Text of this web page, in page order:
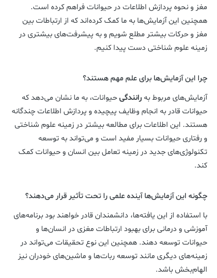
مغز و نحوه پردازش اطلاعات در حیوانات فراهم کرده است.
همچنین این آزمایش‌ها به ما کمک کرده‌اند که از ارتباطات بین
مغز و حرکات بیشتر مطلع شویم و به پیشرفت‌های بیشتری در
زمینه علوم شناختی دست پیدا کنیم.
چرا این آزمایش‌ها برای علم مهم هستند؟
آزمایش‌های مربوط بهرانندگیحیوانات، به ما نشان می‌دهد که
حیوانات قادر به انجام وظایف پیچیده و پردازش اطلاعات چندگانه
هستند. این اطلاعات برای مطالعه بیشتر در زمینه علوم شناختی
و رفتاری حیوانات بسیار مفید است و می‌تواند به توسعه
تکنولوژی‌های جدید در زمینه تعامل بین انسان و حیوانات کمک
کند.
چگونه این آزمایش‌ها آینده علمی را تحت تأثیر قرار می‌دهند؟
با استفاده از این یافته‌ها، دانشمندان قادر خواهند بود برنامه‌های
آموزشی و درمانی برای بهبود ارتباطات مغزی در انسان‌ها و
حیوانات توسعه دهند. همچنین این نوع تحقیقات می‌تواند در
زمینه‌های دیگری مانند توسعه ربات‌ها و ماشین‌های خودران نیز
الهام‌بخش باشد.